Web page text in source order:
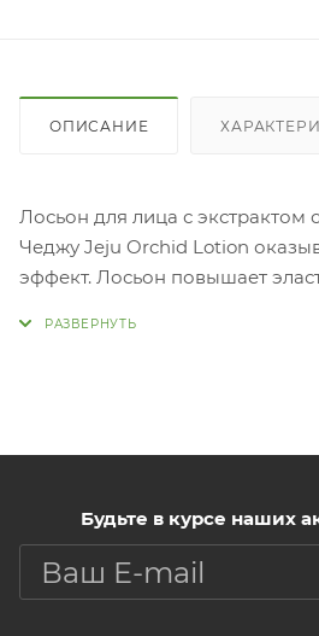
ОПИСАНИЕ
Лосьон для лица с экстрактом
Чеджу Jeju Orchid Lotion
эффект. Лосьон повышает
Будьте в курсе наших